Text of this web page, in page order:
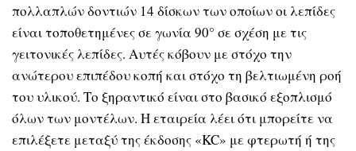
πολλαπλών δοντιών 14 δίσκων των οποίων οι λεπίδες
είναι τοποθετημένες σε γωνία 90° σε σχέση με τις
γειτονικές λεπίδες. Αυτές κόβουν με στόχο την
ανώτερου επιπέδου κοπή και στόχο τη βελτιωμένη ροή
του υλικού. Το ξηραντικό είναι στο βασικό εξοπλισμό
όλων των μοντέλων. Η εταιρεία λέει ότι μπορείτε να
επιλέξετε μεταξύ της έκδοσης «KC» με φτερωτή ή της